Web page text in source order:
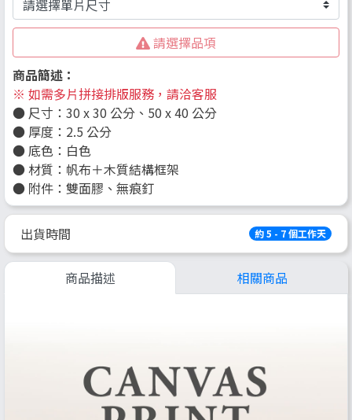
請選擇品項
商品簡述：
※ 如需多片拼接排版服務，請洽客服
● 尺寸：30 x 30 公分、50 x 40 公分
● 厚度：2.5 公分
● 底色：白色
● 材質：帆布＋木質結構框架
● 附件：雙面膠、無痕釘
出貨時間 約 5 - 7 個工作天
商品描述 相關商品